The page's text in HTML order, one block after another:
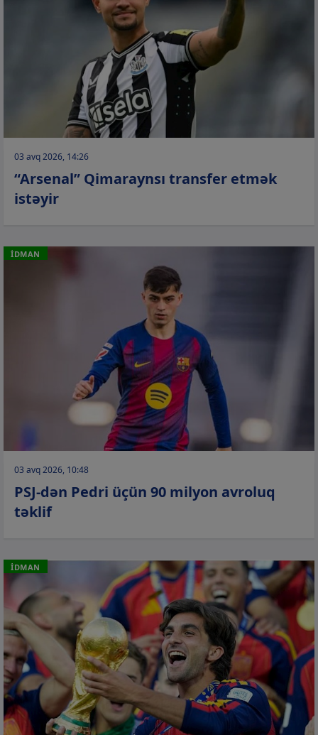
03 avq 2026, 14:26
“Arsenal” Qimaraynsı transfer etmək
istəyir
İDMAN
03 avq 2026, 10:48
PSJ-dən Pedri üçün 90 milyon avroluq
təklif
İDMAN